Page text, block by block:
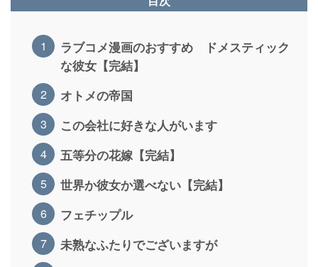
ラブコメ漫画のおすすめ ドメスティック
な彼女【完結】
オトメの帝国
この会社に好きな人がいます
五等分の花嫁【完結】
世界か彼女か選べない【完結】
フェチップル
未熟なふたりでございますが